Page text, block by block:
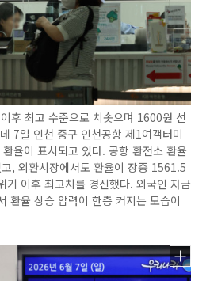
후 최고 수준으로 치솟으며 1600원 선
7일 인천 중구 인천공항 제1여객터미
율이 표시되고 있다. 공항 환전소 환율
, 외환시장에서도 환율이 장중 1561.5
기 이후 최고치를 경신했다. 외국인 자금
환율 상승 압력이 한층 커지는 모습이